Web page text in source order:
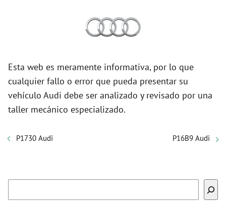
Esta web es meramente informativa, por lo que
cualquier fallo o error que pueda presentar su
vehículo Audi debe ser analizado y revisado por una
taller mecánico especializado.
P1730 Audi P16B9 Audi